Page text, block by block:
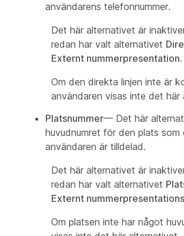
användarens telefonnummer.
Det här alternativet är
redan har valt alternativet
Externt nummerpresentation.
Om den direkta linjen inte är
användaren visas inte det här
Platsnummer— Det här
huvudnumret för den plats som
användaren är tilldelad.
Det här alternativet är
redan har valt alternativet
Externt
Om platsen inte har något